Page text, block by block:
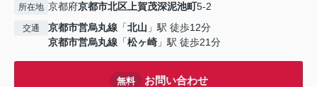
所在地 京都府京都市北区上賀茂深泥池町5-2
交通 京都市営烏丸線 「北山 」駅 徒歩12分
京都市営烏丸線 「松ヶ崎 」駅 徒歩21分
無料 お問い合わせ